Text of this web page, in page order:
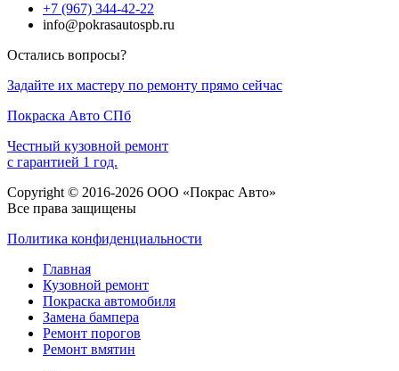
+7 (967) 344-42-22
info@pokrasautospb.ru
Остались вопросы?
Задайте их мастеру по ремонту прямо сейчас
Покраска Авто СПб
Честный кузовной ремонт
с гарантией 1 год.
Copyright © 2016-2026 ООО «Покрас Авто»
Все права защищены
Политика конфиденциальности
Главная
Кузовной ремонт
Покраска автомобиля
Замена бампера
Ремонт порогов
Ремонт вмятин